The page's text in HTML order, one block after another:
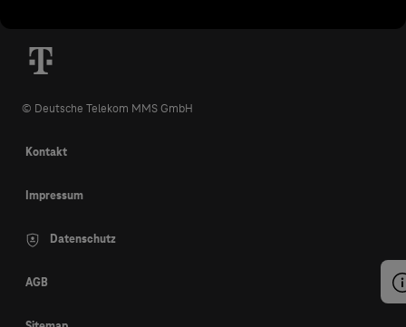
© Deutsche Telekom MMS GmbH
Kontakt
Impressum
Datenschutz
AGB